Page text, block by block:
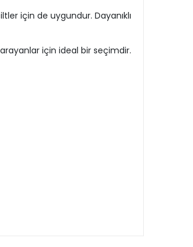
için de uygundur. Dayanıklı
için ideal bir seçimdir.